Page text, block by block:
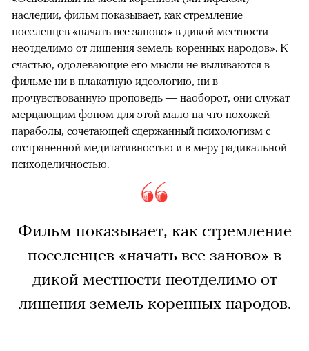
наследии, фильм показывает, как стремление
поселенцев «начать все заново» в дикой местности
неотделимо от лишения земель коренных народов». К
счастью, одолевающие его мысли не выливаются в
фильме ни в плакатную идеологию, ни в
прочувствованную проповедь — наоборот, они служат
мерцающим фоном для этой мало на что похожей
параболы, сочетающей сдержанный психологизм с
отстраненной медитативностью и в меру радикальной
психоделичностью.
Фильм показывает, как стремление
поселенцев «начать все заново» в
дикой местности неотделимо от
лишения земель коренных народов.